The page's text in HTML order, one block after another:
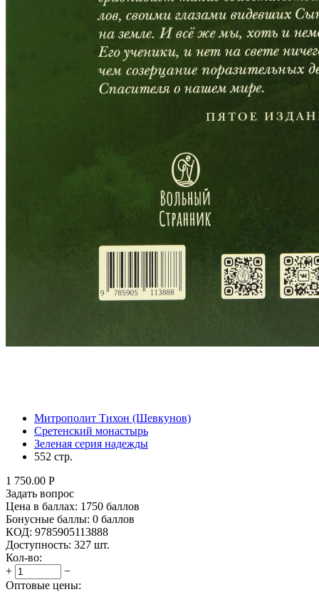
Митрополит Тихон (Шевкунов)
Сретенский монастырь
Зеленая серия надежды
552 стр.
1 750.00 Р
Задать вопрос
Цена в баллах: 1750 баллов
Бонусные баллы: 0 баллов
КОД: 9785905113888
Доступность: 327 шт.
Кол-во:
+
−
Оптовые цены: